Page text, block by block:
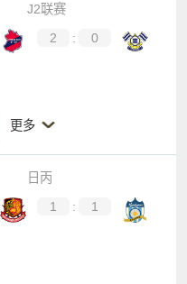
J2联赛
2 :
0
更多
日丙
1 :
1